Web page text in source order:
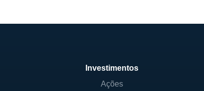
No que diz respeito
transparência e
Investimentos
Ações